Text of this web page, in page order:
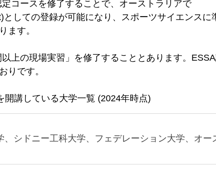
コースを修了することで、オーストラリアで
しての登録が可能になり、スポーツサイエンスに
ます。
上の現場実習」を修了することとあります。
りです。
講している大学一覧 (2024年時点)
、シドニー工科大学、フェデレーション大学、オー